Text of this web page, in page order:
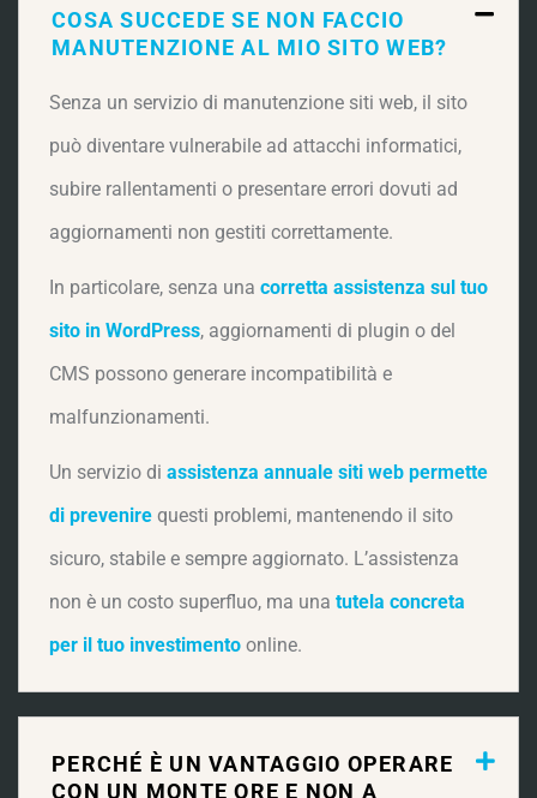
COSA SUCCEDE SE NON FACCIO
MANUTENZIONE AL MIO SITO WEB?
Senza un servizio di manutenzione siti web, il sito
può diventare vulnerabile ad attacchi informatici,
subire rallentamenti o presentare errori dovuti ad
aggiornamenti non gestiti correttamente.
In particolare, senza una corretta assistenza sul tuo
sito in WordPress, aggiornamenti di plugin o del
CMS possono generare incompatibilità e
malfunzionamenti.
Un servizio di assistenza annuale siti web permette
di prevenire questi problemi, mantenendo il sito
sicuro, stabile e sempre aggiornato. L’assistenza
non è un costo superfluo, ma una tutela concreta
per il tuo investimento online.
PERCHÉ È UN VANTAGGIO OPERARE
CON UN MONTE ORE E NON A